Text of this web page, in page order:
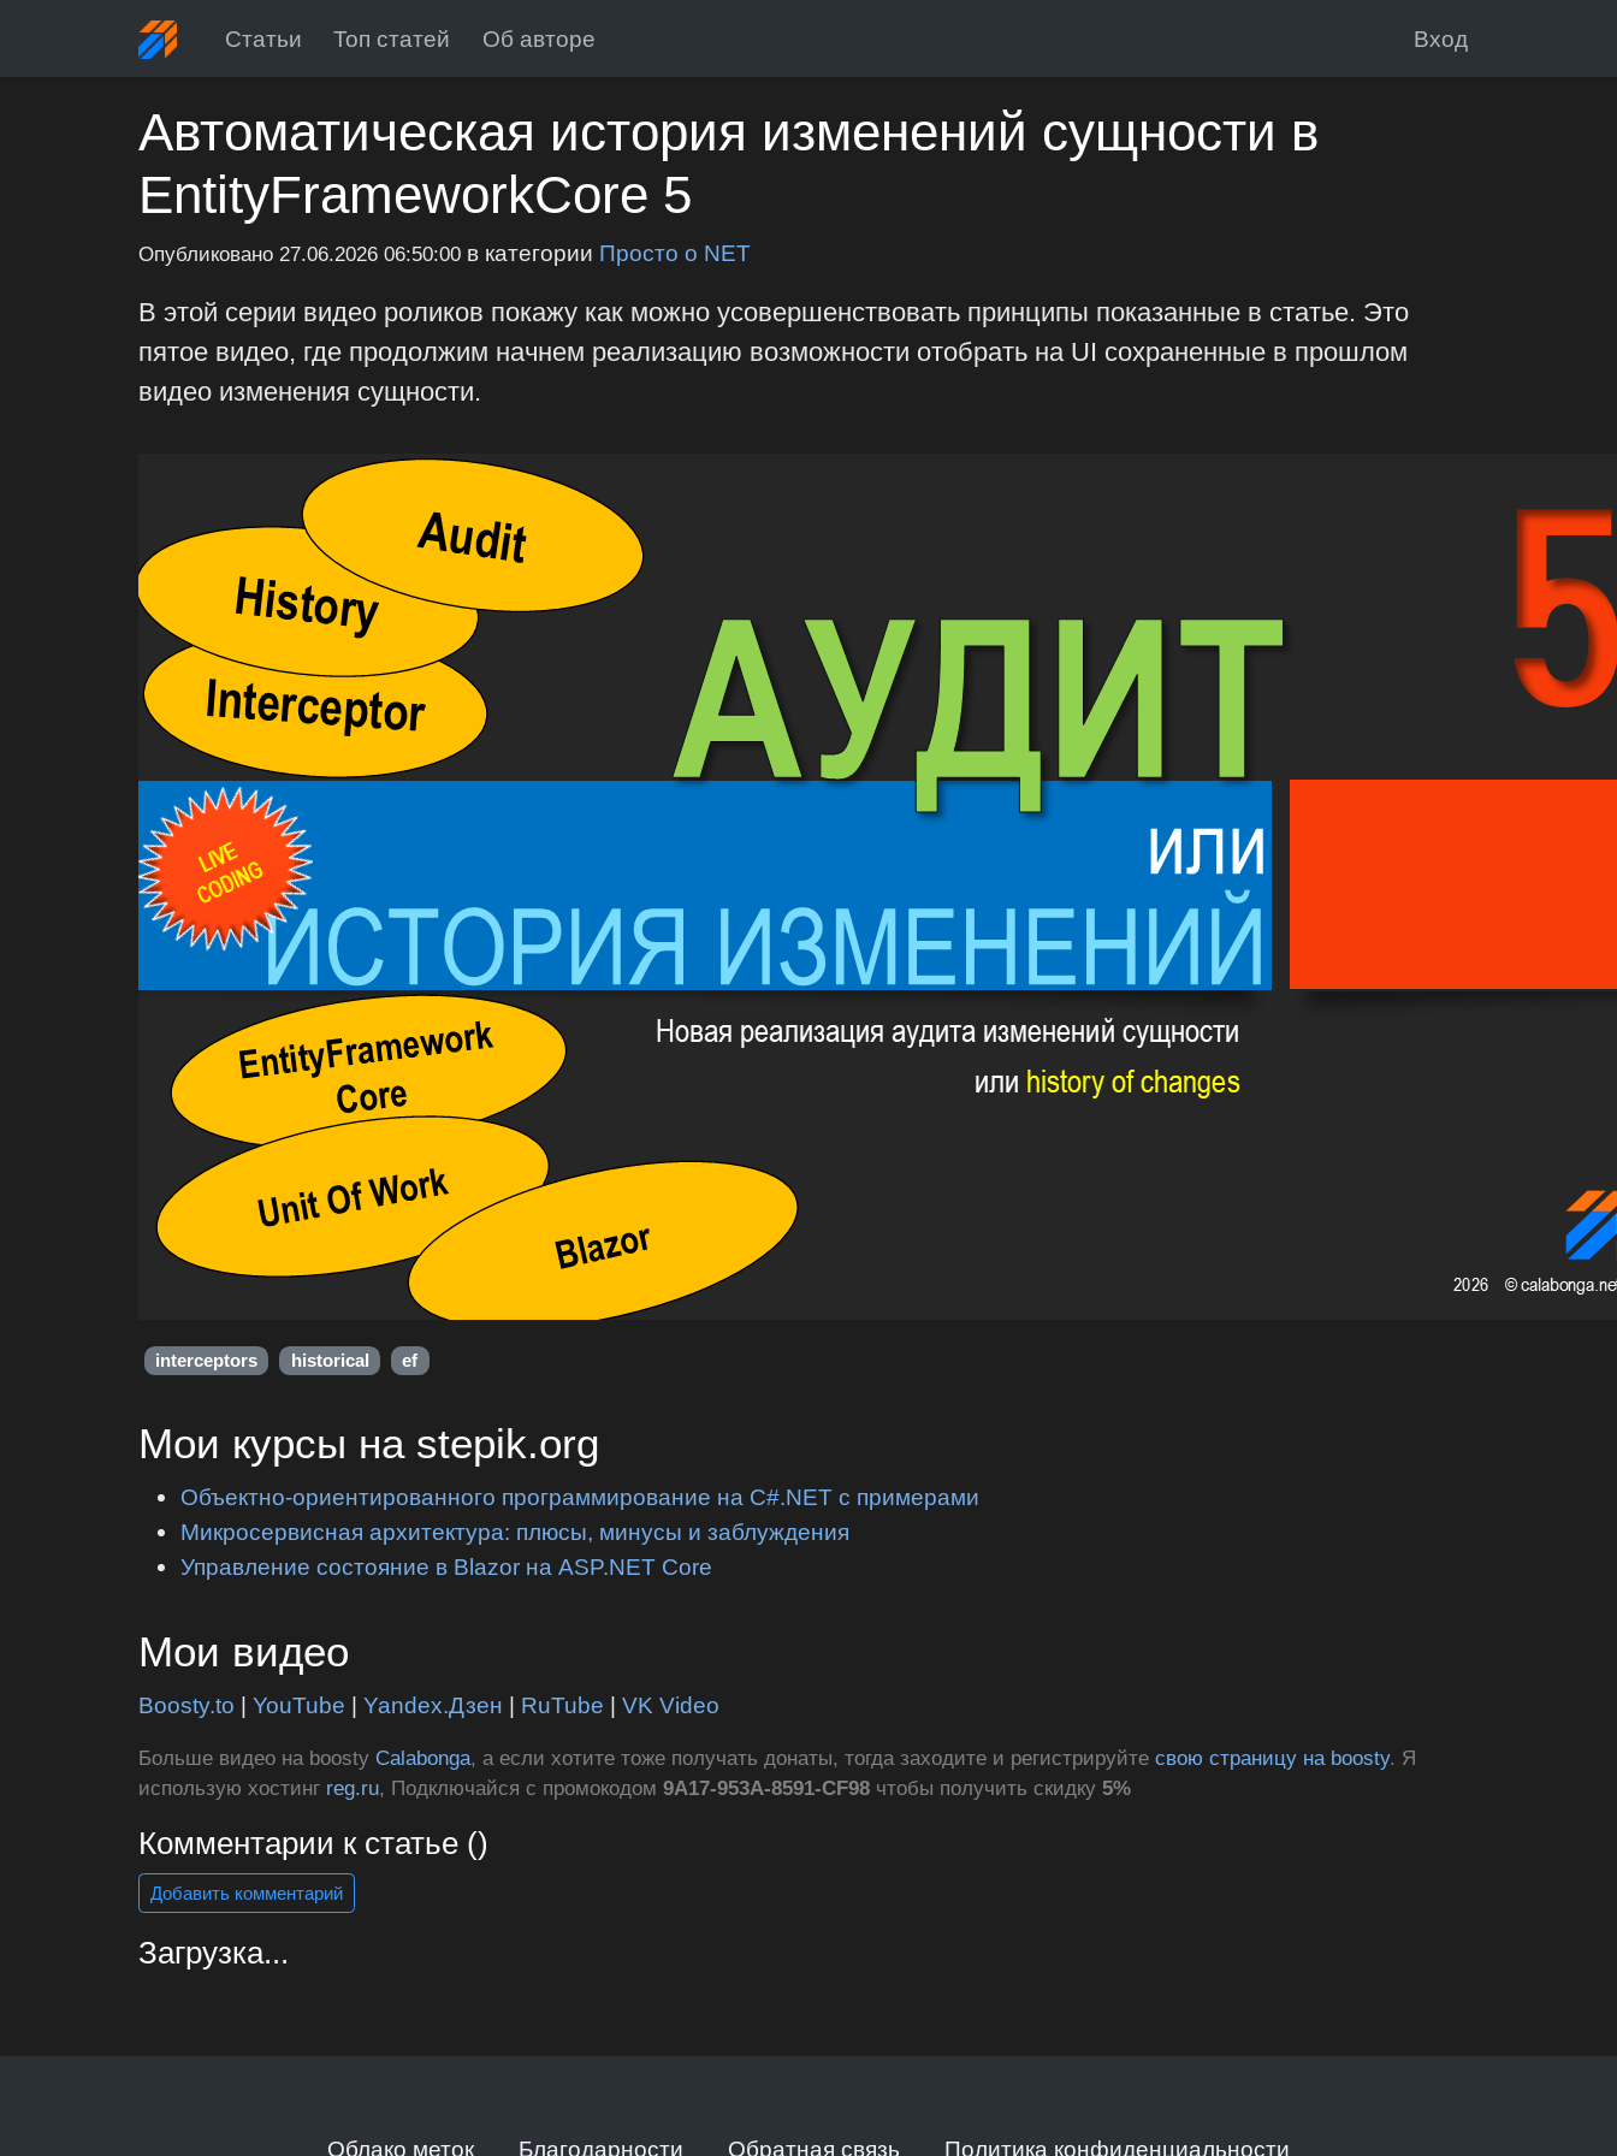
Статьи Топ статей Об авторе Вход
Автоматическая история изменений сущности в
EntityFrameworkCore 5
Опубликовано27.06.2026 06:50:00 в категории Просто о NET
В этой серии видео роликов покажу как можно усовершенствовать принципы показанные в статье. Это
пятое видео, где продолжим начнем реализацию возможности отобрать на UI сохраненные в прошлом
видео изменения сущности.
interceptors historical ef
Мои курсы на stepik.org
Объектно-ориентированного программирование на C#.NET с примерами
Микросервисная архитектура: плюсы, минусы и заблуждения
Управление состояние в Blazor на ASP.NET Core
Мои видео
Boosty.to |YouTube |Yandex.Дзен | RuTube |VK Video
Больше видео на boosty Calabonga, а если хотите тоже получать донаты, тогда заходите и регистрируйтесвою страницу на boosty. Я
использую хостинг reg.ru, Подключайся с промокодом9A17-953A-8591-CF98 чтобы получить скидку5%
Комментарии к статье ()
Добавить комментарий
Загрузка...
Облако меток Благодарности Обратная связь Политика конфиденциальности